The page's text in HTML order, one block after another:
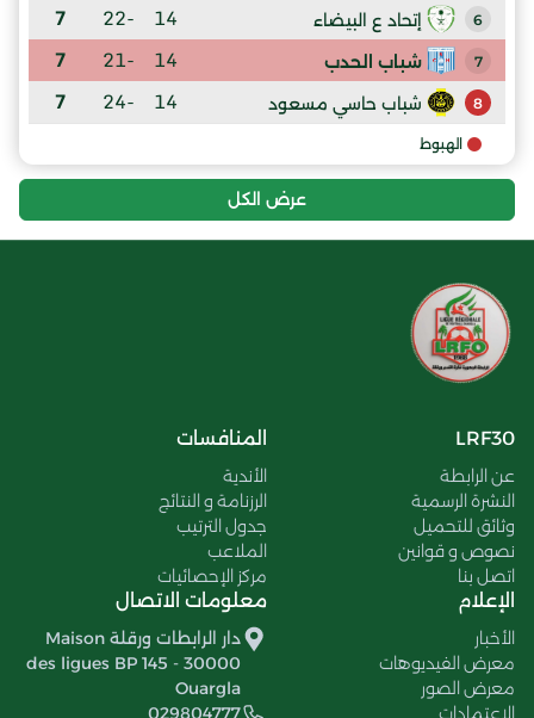
6 إتحاد ع البيضاء 14
-22
7
7 شباب الحدب 14
-21
7
8 شباب حاسي مسعود 14
-24
7
الهبوط
عرض الكل
LRF30
عن الرابطة
النشرة الرسمية
وثائق للتحميل
نصوص و قوانين
اتصل بنا
المنافسات
الأندية
الرزنامة و النتائج
جدول الترتيب
الملاعب
مركز الإحصائيات
الإعلام
الأخبار
معرض الفيديوهات
معرض الصور
الإعتمادات
معلومات الاتصال
دار الرابطات ورقلة Maison
des ligues BP 145 - 30000
Ouargla
029804777